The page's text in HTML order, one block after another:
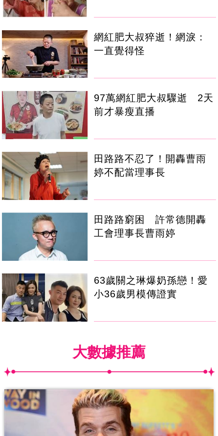
網紅肥大叔猝逝！網淚：
一直覺得怪
97萬網紅肥大叔驟逝 2天
前才暴瘦直播
田路路不忍了！開轟曹雨
婷不配當理事長
田路路窮困 許常德開轟
工會理事長曹雨婷
63歲關之琳爆奶孫戀！愛
小36歲男模傳證實
大數據推薦